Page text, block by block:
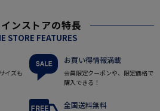
ンストアの特長
STORE FEATURES
イズも
お買い得情報満載
会員限定クーポンや、限定価格で
購入できる！
全国送料無料